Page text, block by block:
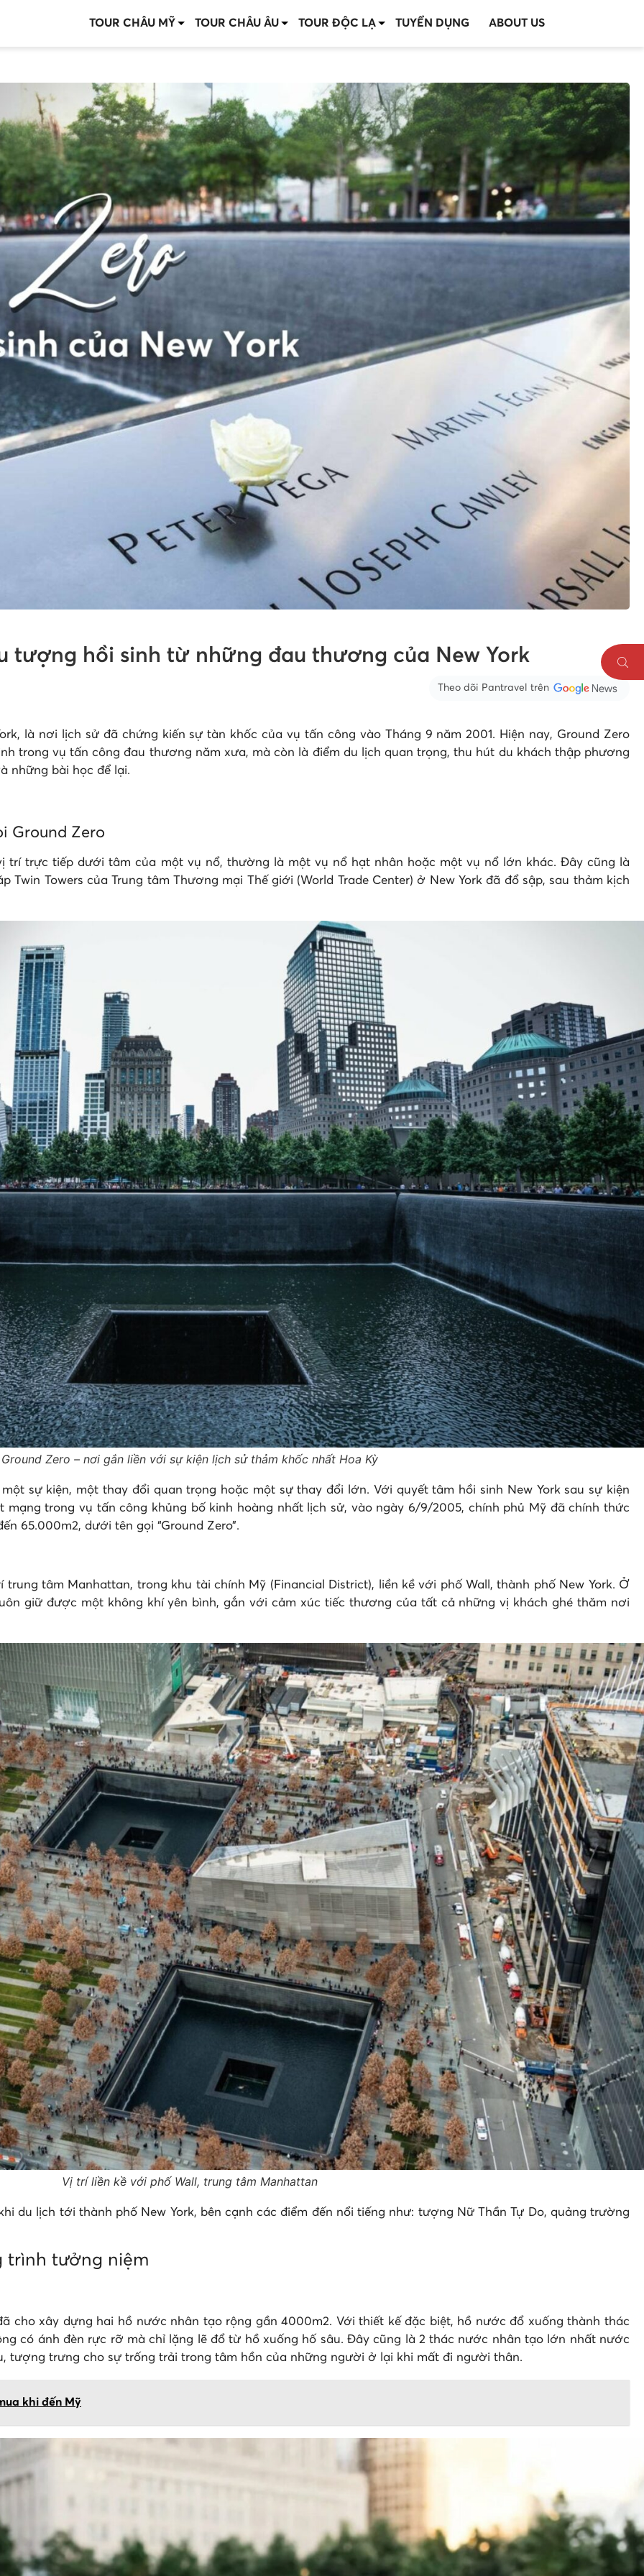
TOUR CHÂU MỸ TOUR CHÂU ÂU TOUR ĐỘC LẠ TUYỂN DỤNG ABOUT US
tượng hồi sinh từ những đau thương của New York
Theo dõi Pantravel trên
là nơi lịch sử đã chứng kiến sự tàn khốc của vụ tấn công vào Tháng 9 năm 2001. Hiện nay, Ground Zero
trong vụ tấn công đau thương năm xưa, mà còn là điểm du lịch quan trọng, thu hút du khách thập phương
những bài học để lại.
Ground Zero
trực tiếp dưới tâm của một vụ nổ, thường là một vụ nổ hạt nhân hoặc một vụ nổ lớn khác. Đây cũng là
Towers của Trung tâm Thương mại Thế giới (World Trade Center) ở New York đã đổ sập, sau thảm kịch
Ground Zero – nơi gắn liền với sự kiện lịch sử thảm khốc nhất Hoa Kỳ
sự kiện, một thay đổi quan trọng hoặc một sự thay đổi lớn. Với quyết tâm hồi sinh New York sau sự kiện
trong vụ tấn công khủng bố kinh hoàng nhất lịch sử, vào ngày 6/9/2005, chính phủ Mỹ đã chính thức
65.000m2, dưới tên gọi “Ground Zero”.
tâm Manhattan, trong khu tài chính Mỹ (Financial District), liền kề với phố Wall, thành phố New York. Ở
giữ được một không khí yên bình, gắn với cảm xúc tiếc thương của tất cả những vị khách ghé thăm nơi
Vị trí liền kề với phố Wall, trung tâm Manhattan
du lịch tới thành phố New York, bên cạnh các điểm đến nổi tiếng như: tượng Nữ Thần Tự Do, quảng trường
trình tưởng niệm
cho xây dựng hai hồ nước nhân tạo rộng gần 4000m2. Với thiết kế đặc biệt, hồ nước đổ xuống thành thác
có ánh đèn rực rỡ mà chỉ lặng lẽ đổ từ hồ xuống hố sâu. Đây cũng là 2 thác nước nhân tạo lớn nhất nước
tượng trưng cho sự trống trải trong tâm hồn của những người ở lại khi mất đi người thân.
khi đến Mỹ